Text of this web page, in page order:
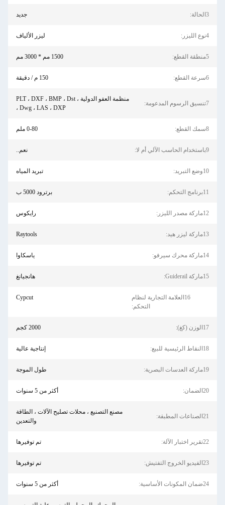
3الحالة: جديد
4نوع الليزر: ليزر الألياف
5منطقة القطع: 1500 مم * 3000 مم
6سرعة القطع: 150 م / دقيقة
7تنسيق الرسوم المدعومة:
منظمة العفو الدولية ، PLT ، DXF ، BMP ، Dst
، Dwg ، LAS ، DXP
8سمك القطع: 0-80 ملم
9باستخدام الحاسب الآلي أم لا: نعم..
10وضع التبريد: تبريد المياه
11برنامج التحكم: برترود 5000 ب
12ماركة مصدر الليزر: رايكوس
13ماركة ليزر هيد: Raytools
14ماركة محرك سيرفو: ياسكاوا
15ماركة Guiderail: هانجيانغ
16العلامة التجارية لنظام
التحكم:
Cypcut
17الوزن (كغ): 2000 كجم
18النقاط الرئيسية للبيع: إنتاجية عالية
19ماركة العدسات البصرية: طول الموجة
20الضمان: أكثر من 5 سنوات
21الصناعات المطبقة:
مصنع التصنيع ، محلات تصليح الآلات ، الطاقة
والتعدين
22تقرير اختبار الآلة: تم توفيرها
23الفيديو الخروج التفتيش: تم توفيرها
24ضمان المكونات الأساسية: أكثر من 5 سنوات